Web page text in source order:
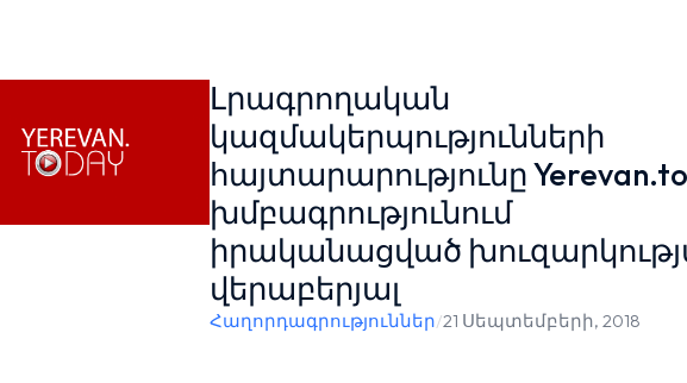
Լրագրողական
կազմակերպությունների
հայտարարությունը
խմբագրությունում
իրականացված
վերաբերյալ
Հաղորդագրություններ/21 Սեպտեմբերի, 2018